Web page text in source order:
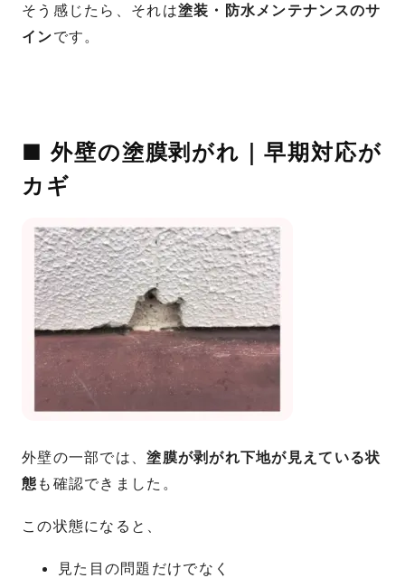
そう感じたら、それは塗装・防水メンテナンスのサ
インです。
■ 外壁の塗膜剥がれ｜早期対応が
カギ
外壁の一部では、塗膜が剥がれ下地が見えている状
態 も確認できました。
この状態になると、
見た目の問題だけでなく